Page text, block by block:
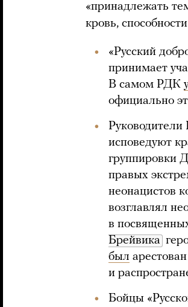
«принадлежать
кровь,
«Русский
принимает
В самом РДК
официально
исповедуют
группировки
правых
неонацистов
возглавлял
в
Брейвика
был
и
Бойцы